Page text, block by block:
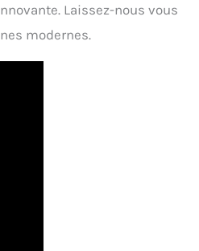
Laissez-nous vous
modernes.